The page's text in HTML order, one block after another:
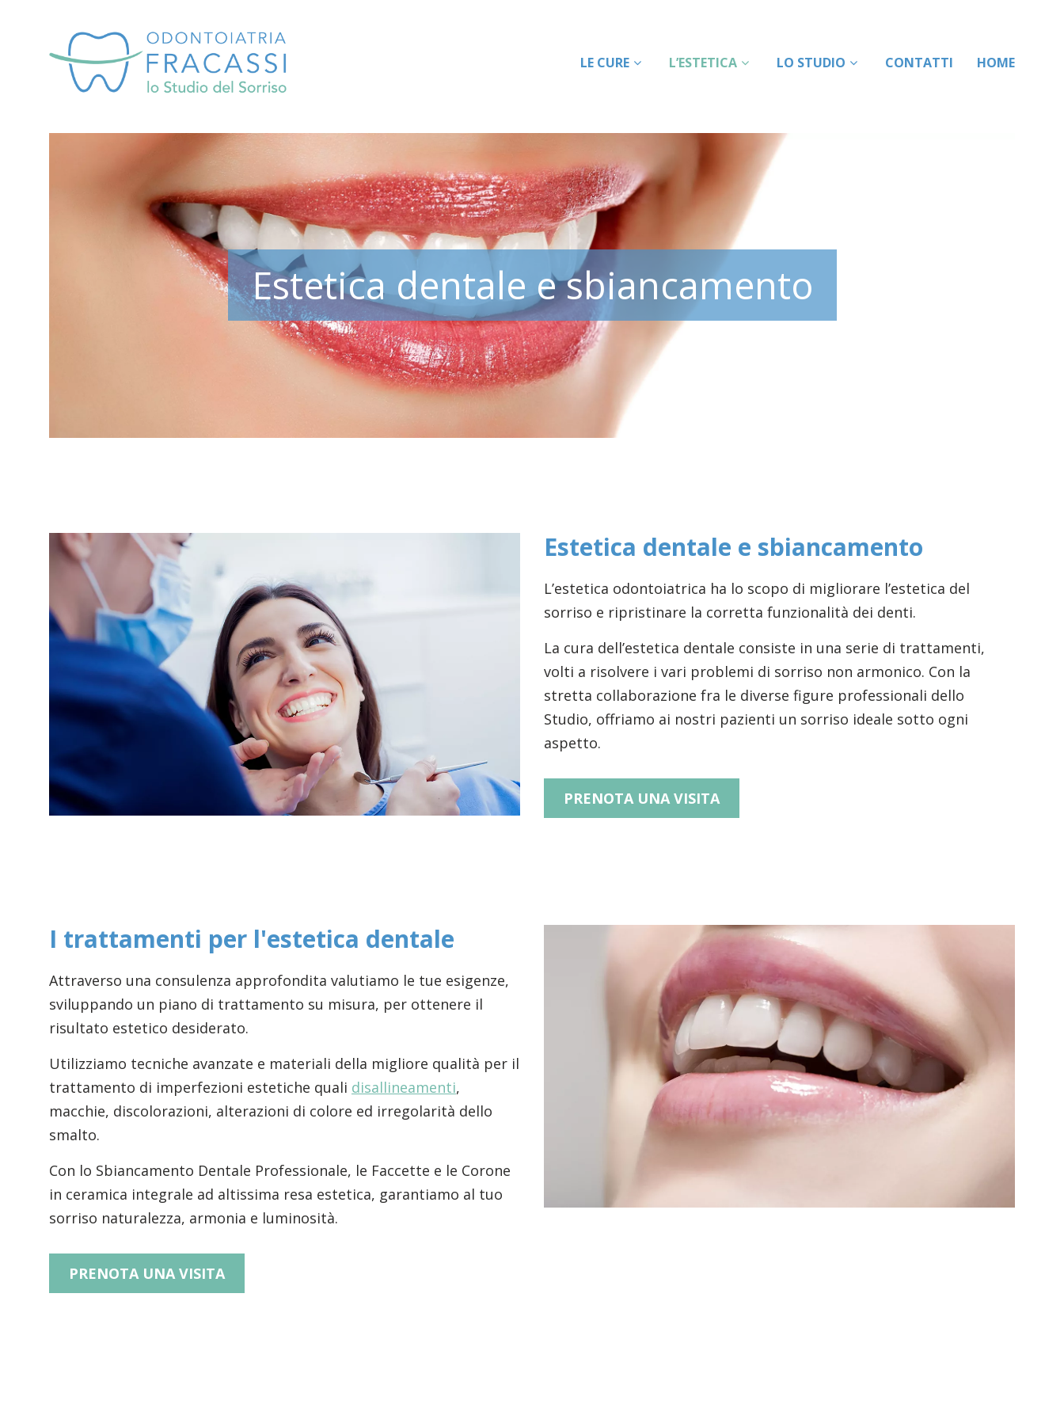
LE CURE L’ESTETICA LO STUDIO CONTATTI HOME
Estetica dentale e sbiancamento
Estetica dentale e sbiancamento
L’estetica odontoiatrica ha lo scopo di migliorare l’estetica del
sorriso e ripristinare la corretta funzionalità dei denti.
La cura dell’estetica dentale consiste in una serie di trattamenti,
volti a risolvere i vari problemi di sorriso non armonico. Con la
stretta collaborazione fra le diverse figure professionali dello
Studio, offriamo ai nostri pazienti un sorriso ideale sotto ogni
aspetto.
PRENOTA UNA VISITA
I trattamenti per l'estetica dentale
Attraverso una consulenza approfondita valutiamo le tue esigenze,
sviluppando un piano di trattamento su misura, per ottenere il
risultato estetico desiderato.
Utilizziamo tecniche avanzate e materiali della migliore qualità per il
trattamento di imperfezioni estetiche quali disallineamenti,
macchie, discolorazioni, alterazioni di colore ed irregolarità dello
smalto.
Con lo Sbiancamento Dentale Professionale, le Faccette e le Corone
in ceramica integrale ad altissima resa estetica, garantiamo al tuo
sorriso naturalezza, armonia e luminosità.
PRENOTA UNA VISITA